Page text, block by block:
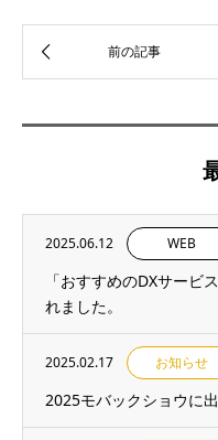
2025.06.12 WEB
「おすすめのDXサービ
れました。
2025.02.17 お知らせ
2025モバックショウに出